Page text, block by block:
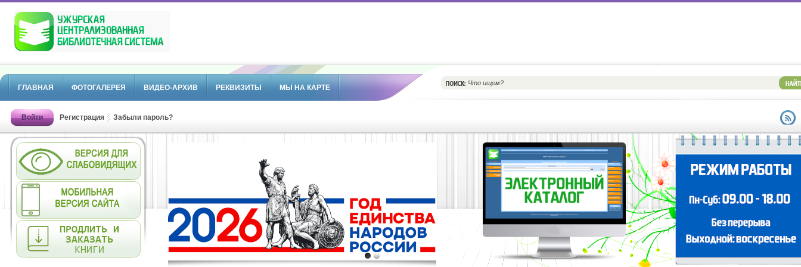
ГЛАВНАЯ ФОТОГАЛЕРЕЯ ВИДЕО-АРХИВ РЕКВИЗИТЫ МЫ НА КАРТЕ
Войти Регистрация Забыли пароль?